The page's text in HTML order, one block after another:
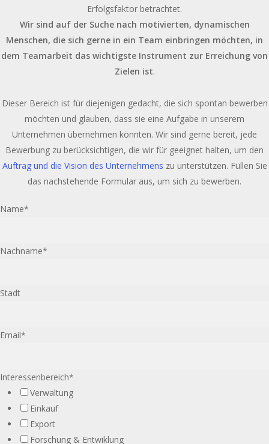
Erfolgsfaktor betrachtet.
Wir sind auf der Suche nach motivierten, dynamischen
Menschen, die sich gerne in ein Team einbringen möchten, in
dem Teamarbeit das wichtigste Instrument zur Erreichung von
Zielen ist.
Dieser Bereich ist für diejenigen gedacht, die sich spontan bewerben
möchten und glauben, dass sie eine Aufgabe in unserem
Unternehmen übernehmen könnten. Wir sind gerne bereit, jede
Bewerbung zu berücksichtigen, die wir für geeignet halten, um den
Auftrag und die Vision des Unternehmens zu unterstützen. Füllen Sie
das nachstehende Formular aus, um sich zu bewerben.
Name*
Nachname*
Stadt
Email*
Interessenbereich*
Verwaltung
Einkauf
Export
Forschung & Entwiklung